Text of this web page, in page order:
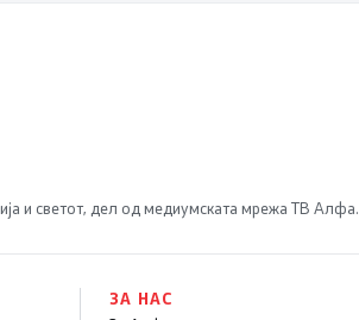
и светот, дел од медиумската мрежа ТВ Алфа.
ЗА НАС